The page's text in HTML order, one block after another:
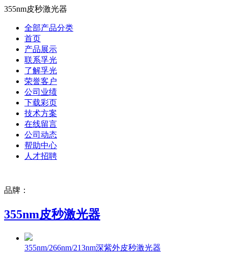
355nm皮秒激光器
全部产品分类
首页
产品展示
联系孚光
了解孚光
荣誉客户
公司业绩
下载彩页
技术方案
在线留言
公司动态
帮助中心
人才招聘
品牌：
355nm皮秒激光器
355nm/266nm/213nm深紫外皮秒激光器